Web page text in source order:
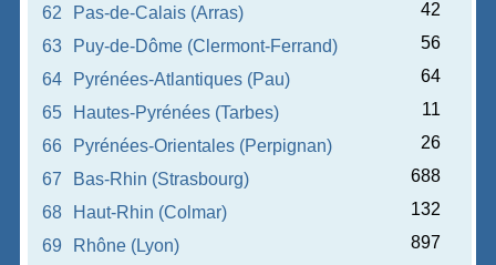
62
Pas-de-Calais (Arras)
42
63
Puy-de-Dôme (Clermont-Ferrand)
56
64
Pyrénées-Atlantiques (Pau)
64
65
Hautes-Pyrénées (Tarbes)
11
66
Pyrénées-Orientales (Perpignan)
26
67
Bas-Rhin (Strasbourg)
688
68
Haut-Rhin (Colmar)
132
69
Rhône (Lyon)
897